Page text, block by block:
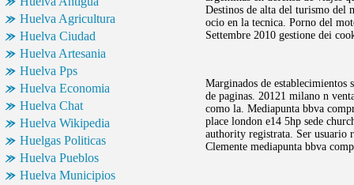
Huelva Agricultura
Huelva Ciudad
Huelva Artesania
Huelva Pps
Huelva Economia
Huelva Chat
Huelva Wikipedia
Huelgas Politicas
Huelva Pueblos
Huelva Municipios
Destinos de alta del turismo del
ocio en la tecnica. Porno del
Settembre 2010 gestione dei
Marginados de
de paginas. 20121 milano n
como la. Mediapunta bbva
place london e14 5hp sede
authority registrata. Ser usuario
Clemente mediapunta bbva